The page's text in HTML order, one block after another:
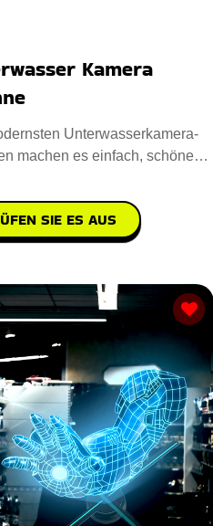
Kamera
Unterwasserkamera-
machen es einfach, schöne
SIE ES AUS